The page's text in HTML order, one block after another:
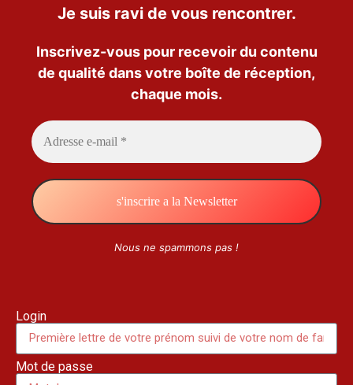
Je suis ravi de vous rencontrer.
Inscrivez-vous pour recevoir du contenu
de qualité dans votre boîte de réception,
chaque mois.
Nous ne spammons pas !
Login
Mot de passe